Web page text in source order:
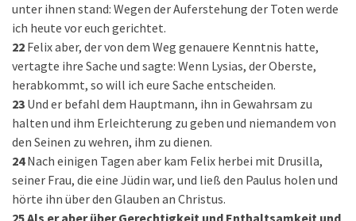
unter ihnen stand: Wegen der Auferstehung der Toten werde
ich heute vor euch gerichtet.
22 Felix aber, der von dem Weg genauere Kenntnis hatte,
vertagte ihre Sache und sagte: Wenn Lysias, der Oberste,
herabkommt, so will ich eure Sache entscheiden.
23 Und er befahl dem Hauptmann, ihn in Gewahrsam zu
halten und ihm Erleichterung zu geben und niemandem von
den Seinen zu wehren, ihm zu dienen.
24 Nach einigen Tagen aber kam Felix herbei mit Drusilla,
seiner Frau, die eine Jüdin war, und ließ den Paulus holen und
hörte ihn über den Glauben an Christus.
25Als er aber über Gerechtigkeit und Enthaltsamkeit und